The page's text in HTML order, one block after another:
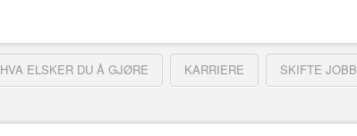
HVA ELSKER DU Å GJØRE KARRIERE SKIFTE JOBB